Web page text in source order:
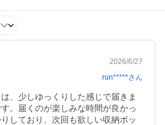
2026/6/27
run*****さん
、少しゆっくりした感じで届きま
。届くのが楽しみな時間が良かっ
しており、次回も欲しい収納ボッ